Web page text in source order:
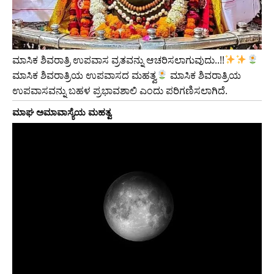
ಮಾಸಿಕ ಶಿವರಾತ್ರಿ ಉಪವಾಸ ವ್ರತವನ್ನು ಆಚರಿಸಲಾಗುವುದು..!!
ಮಾಸಿಕ ಶಿವರಾತ್ರಿಯ ಉಪವಾಸದ ಮಹತ್ವ
ಮಾಸಿಕ ಶಿವರಾತ್ರಿಯ
ಉಪವಾಸವನ್ನು ಬಹಳ ಪ್ರಭಾವಶಾಲಿ ಎಂದು ಪರಿಗಣಿಸಲಾಗಿದೆ.
ಮಾಘ ಅಮಾವಾಸ್ಯೆಯ ಮಹತ್ವ